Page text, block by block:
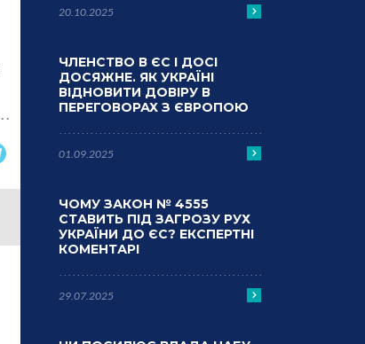
20.10.2025
ЧЛЕНСТВО В ЄС І ДОСІ
ДОСЯЖНЕ. ЯК УКРАЇНІ
ВІДНОВИТИ ДОВІРУ В
ПЕРЕГОВОРАХ З ЄВРОПОЮ
01.09.2025
ЧОМУ ЗАКОН № 4555
СТАВИТЬ ПІД ЗАГРОЗУ РУХ
УКРАЇНИ ДО ЄС? ЕКСПЕРТНІ
КОМЕНТАРІ
29.07.2025